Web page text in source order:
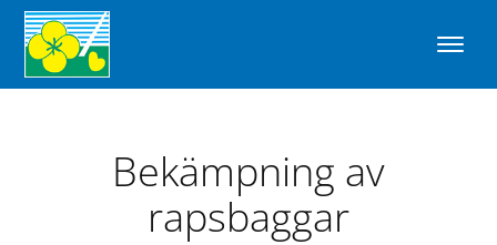
Bekämpning av
rapsbaggar